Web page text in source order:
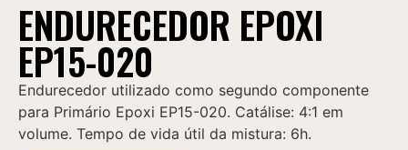
ENDURECEDOR EPOXI
EP15-020
Endurecedor utilizado como segundo componente
para Primário Epoxi EP15-020. Catálise: 4:1 em
volume. Tempo de vida útil da mistura: 6h.